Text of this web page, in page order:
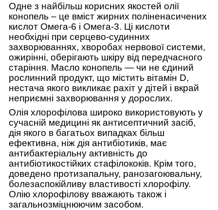
Одне з найбільш корисних якостей олії
конопель – це вміст жирних поліненасичених
кислот Омега-6 і Омега-3. Ці кислоти
необхідні при серцево-судинних
захворюваннях, хворобах нервової системи,
ожирінні, оберігають шкіру від передчасного
старіння. Масло конопель ― чи не єдиний
рослинний продукт, що містить вітамін D,
нестача якого викликає рахіт у дітей і вкрай
неприємні захворювання у дорослих.
Олія хлорофілова широко використовують у
сучасній медицині як антисептичний засіб,
дія якого в багатьох випадках більш
ефективна, ніж дія антибіотиків, має
антибактеріальну активність до
антибіотикостійких стафілококів. Крім того,
доведено протизапальну, ранозагоювальну,
болезаспокійливу властивості хлорофілу.
Олію хлорофілову вважають також і
загальнозміцнюючим засобом.